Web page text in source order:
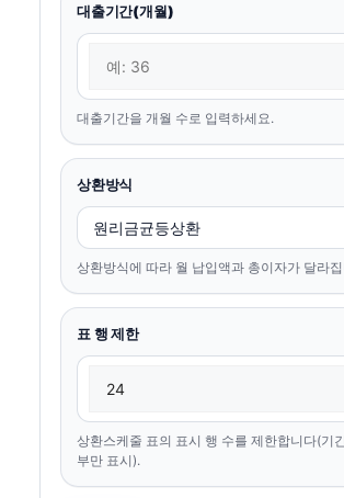
대출기간(개월)
대출기간을 개월 수로 입력하세요.
상환방식
상환방식에 따라 월 납입액과 총이자가 달라
표 행 제한
상환스케줄 표의 표시 행 수를 제한합니다(기
부만 표시).